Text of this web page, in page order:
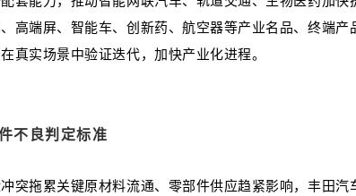
高端屏、智能车、创新药、航空器等产业名品、终端
真实场景中验证迭代，加快产业化进程。
不良判定标准
突拖累关键原材料流通、零部件供应趋紧影响，丰田